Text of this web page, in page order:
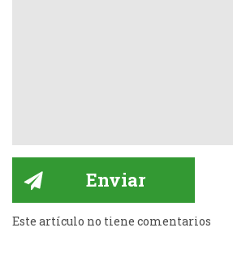
Este artículo no tiene comentarios